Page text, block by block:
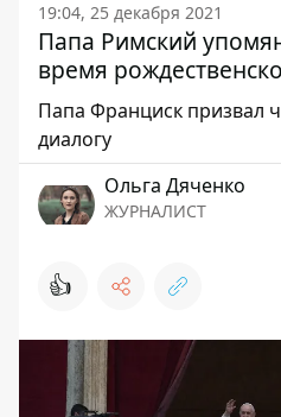
19:04, 25 декабря 2021
Папа Римский
время
Папа Франциск призвал
диалогу
Ольга Дяченко
ЖУРНАЛИСТ
👍